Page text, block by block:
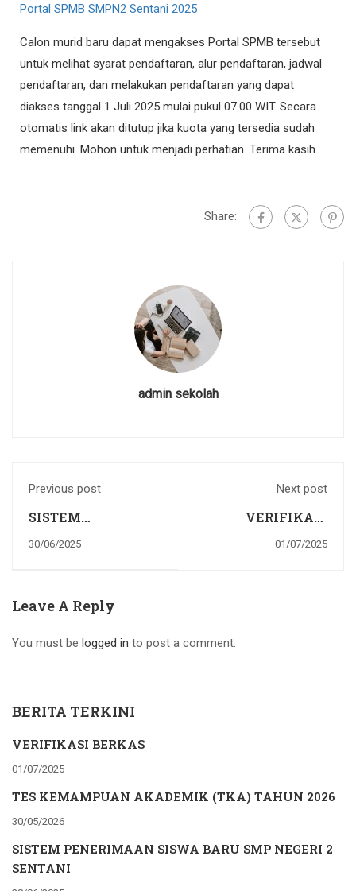
Portal SPMB SMPN2 Sentani 2025
Calon murid baru dapat mengakses Portal SPMB tersebut
untuk melihat syarat pendaftaran, alur pendaftaran, jadwal
pendaftaran, dan melakukan pendaftaran yang dapat
diakses tanggal 1 Juli 2025 mulai pukul 07.00 WIT. Secara
otomatis link akan ditutup jika kuota yang tersedia sudah
memenuhi. Mohon untuk menjadi perhatian. Terima kasih.
Share:
admin sekolah
Previous post
SISTEM
PENERIMAAN
30/06/2025
Next post
VERIFIKASI
BERKAS
01/07/2025
Leave A Reply
You must be logged in to post a comment.
BERITA TERKINI
VERIFIKASI BERKAS
01/07/2025
TES KEMAMPUAN AKADEMIK (TKA) TAHUN 2026
30/05/2026
SISTEM PENERIMAAN SISWA BARU SMP NEGERI 2
SENTANI